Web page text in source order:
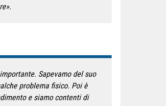
Sapevamo del suo
problema fisico. Poi è
e siamo contenti di